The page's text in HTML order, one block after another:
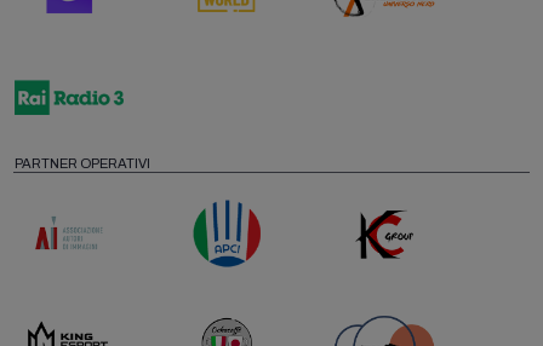
PARTNER OPERATIVI